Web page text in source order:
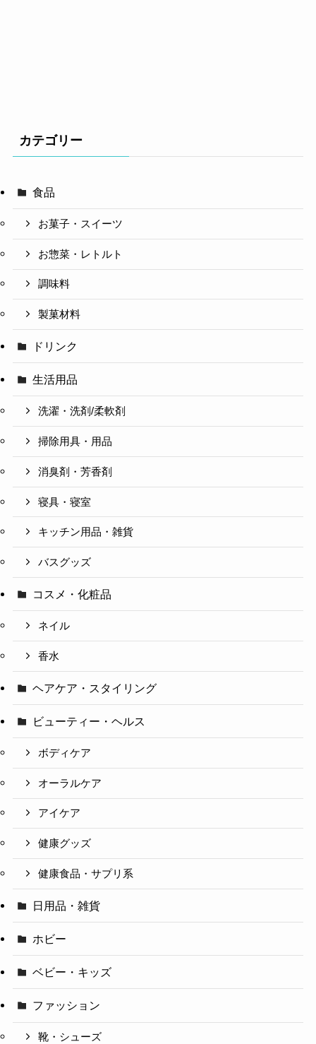
カテゴリー
食品
お菓子・スイーツ
お惣菜・レトルト
調味料
製菓材料
ドリンク
生活用品
洗濯・洗剤/柔軟剤
掃除用具・用品
消臭剤・芳香剤
寝具・寝室
キッチン用品・雑貨
バスグッズ
コスメ・化粧品
ネイル
香水
ヘアケア・スタイリング
ビューティー・ヘルス
ボディケア
オーラルケア
アイケア
健康グッズ
健康食品・サプリ系
日用品・雑貨
ホビー
ベビー・キッズ
ファッション
靴・シューズ